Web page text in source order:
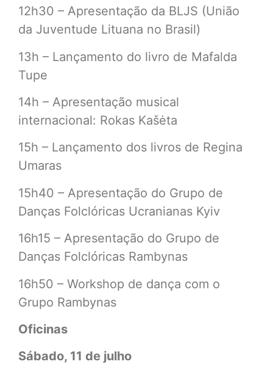
12h30 – Apresentação da BLJS (União
da Juventude Lituana no Brasil)
13h – Lançamento do livro de Mafalda
Tupe
14h – Apresentação musical
internacional: Rokas Kašėta
15h – Lançamento dos livros de Regina
Umaras
15h40 – Apresentação do Grupo de
Danças Folclóricas Ucranianas Kyiv
16h15 – Apresentação do Grupo de
Danças Folclóricas Rambynas
16h50 – Workshop de dança com o
Grupo Rambynas
Oficinas
Sábado, 11 de julho